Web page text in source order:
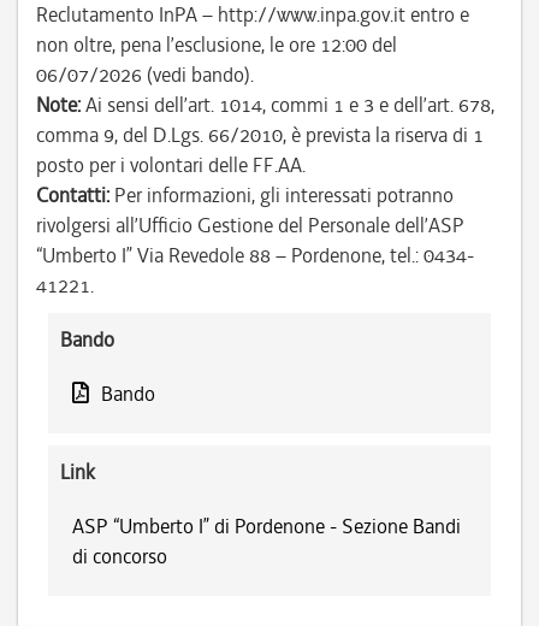
Reclutamento InPA – http://www.inpa.gov.it entro e
non oltre, pena l’esclusione, le ore 12:00 del
06/07/2026 (vedi bando).
Note:Ai sensi dell’art. 1014, commi 1 e 3 e dell’art. 678,
comma 9, del D.Lgs. 66/2010, è prevista la riserva di 1
posto per i volontari delle FF.AA.
Contatti: Per informazioni, gli interessati potranno
rivolgersi all’Ufficio Gestione del Personale dell’ASP
“Umberto I” Via Revedole 88 – Pordenone, tel.: 0434-
41221.
Bando
Bando
Link
ASP “Umberto I” di Pordenone - Sezione Bandi
di concorso